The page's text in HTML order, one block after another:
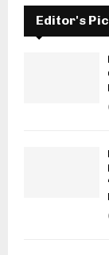
Editor's